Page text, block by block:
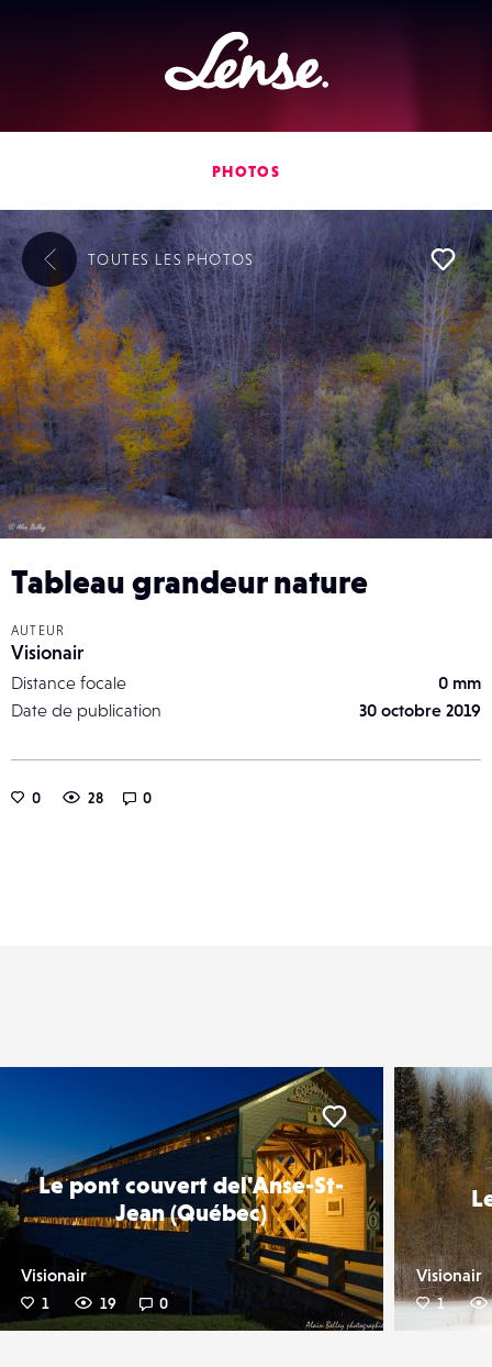
Lense
PHOTOS
Tableau grandeur nature
AUTEUR
Visionair
Distance focale
0 mm
Date de publication
30 octobre 2019
0 28 0
TOUTES LES PHOTOS
Le pont couvert del'Anse-St-
Jean (Québec)
Visionair
1 19 0
Liker
Visionair
1